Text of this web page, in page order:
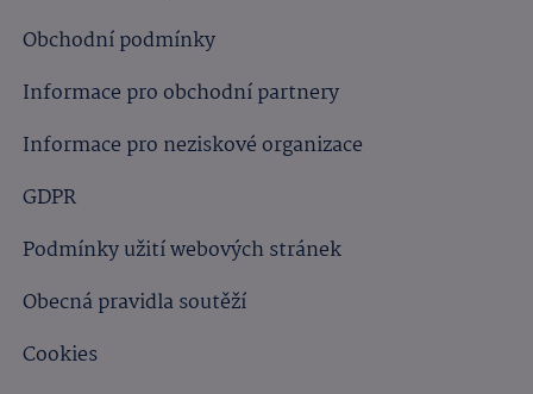
Obchodní podmínky
Informace pro obchodní partnery
Informace pro neziskové organizace
GDPR
Podmínky užití webových stránek
Obecná pravidla soutěží
Cookies